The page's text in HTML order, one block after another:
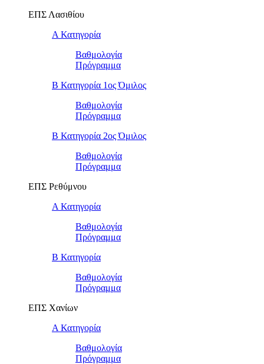
ΕΠΣ Λασιθίου
Α Κατηγορία
Βαθμολογία
Πρόγραμμα
Β Κατηγορία 1ος Όμιλος
Βαθμολογία
Πρόγραμμα
Β Κατηγορία 2ος Όμιλος
Βαθμολογία
Πρόγραμμα
ΕΠΣ Ρεθύμνου
Α Κατηγορία
Βαθμολογία
Πρόγραμμα
Β Κατηγορία
Βαθμολογία
Πρόγραμμα
ΕΠΣ Χανίων
Α Κατηγορία
Βαθμολογία
Πρόγραμμα